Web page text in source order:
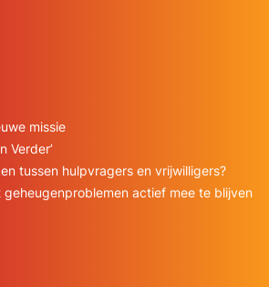
missie
Verder’
tussen hulpvragers en vrijwilligers?
geheugenproblemen actief mee te blijven